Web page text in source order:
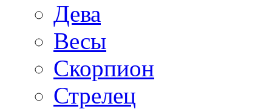
Дева
Весы
Скорпион
Стрелец